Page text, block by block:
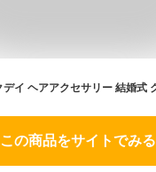
この商品をサイトでみる